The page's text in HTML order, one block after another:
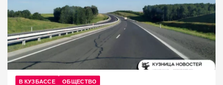
В КУЗБАССЕ ОБЩЕСТВО